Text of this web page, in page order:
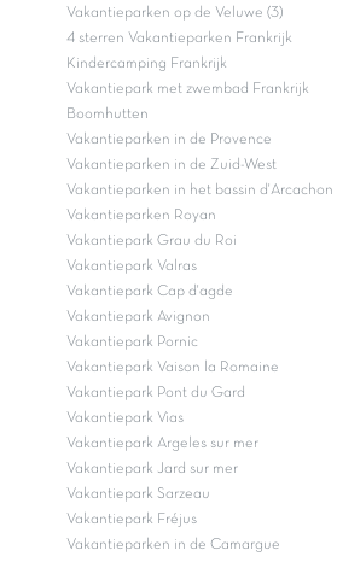
Vakantieparken op de Veluwe (3)
4 sterren Vakantieparken Frankrijk
Kindercamping Frankrijk
Vakantiepark met zwembad Frankrijk
Boomhutten
Vakantieparken in de Provence
Vakantieparken in de Zuid-West
Vakantieparken in het bassin d'Arcachon
Vakantieparken Royan
Vakantiepark Grau du Roi
Vakantiepark Valras
Vakantiepark Cap d'agde
Vakantiepark Avignon
Vakantiepark Pornic
Vakantiepark Vaison la Romaine
Vakantiepark Pont du Gard
Vakantiepark Vias
Vakantiepark Argeles sur mer
Vakantiepark Jard sur mer
Vakantiepark Sarzeau
Vakantiepark Fréjus
Vakantieparken in de Camargue